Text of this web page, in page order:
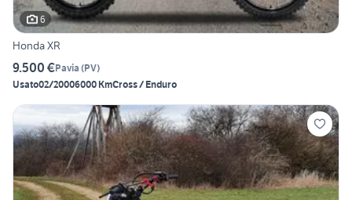
6
Honda XR
9.500 €Pavia (PV)
Usato02/20006000 KmCross / Enduro